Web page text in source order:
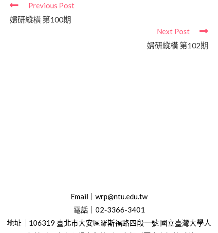
Previous Post
婦研縱橫 第100期
Next Post
婦研縱橫 第102期
Email｜wrp@ntu.edu.tw
電話｜02-3366-3401
地址｜106319 臺北市大安區羅斯福路四段一號 國立臺灣大學人